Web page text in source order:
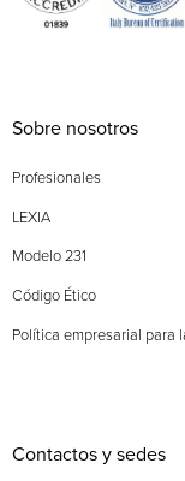
Sobre nosotros
Profesionales
LEXIA
Modelo 231
Código Ético
Política empresarial para
Contactos y sedes